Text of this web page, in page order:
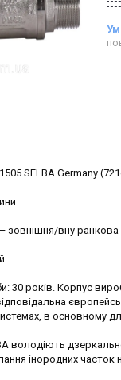
SELBA Germany
зовнішня/вну ранкова
30 років. Корпус
в основному
володіють
інородних часток